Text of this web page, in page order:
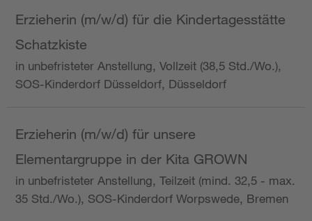
Erzieherin (m/w/d) für die Kindertagesstätte
Schatzkiste
in unbefristeter Anstellung, Vollzeit (38,5 Std./Wo.),
SOS-Kinderdorf Düsseldorf, Düsseldorf
Erzieherin (m/w/d) für unsere
Elementargruppe in der Kita GROWN
in unbefristeter Anstellung, Teilzeit (mind. 32,5 - max.
35 Std./Wo.), SOS-Kinderdorf Worpswede, Bremen